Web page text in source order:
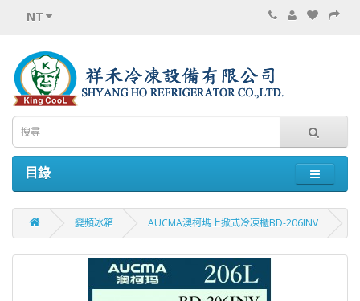
NT
目錄
變頻冰箱 AUCMA澳柯瑪上掀式冷凍櫃BD-206INV